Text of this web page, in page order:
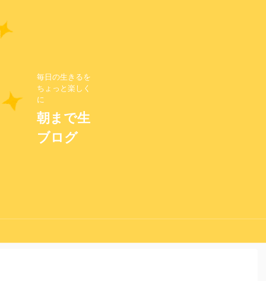
毎日の生きるを
ちょっと楽しく
に
朝まで生
ブログ